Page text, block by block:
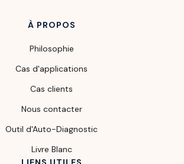
À PROPOS
Philosophie
Cas d'applications
Cas clients
Nous contacter
Outil d'Auto-Diagnostic
Livre Blanc